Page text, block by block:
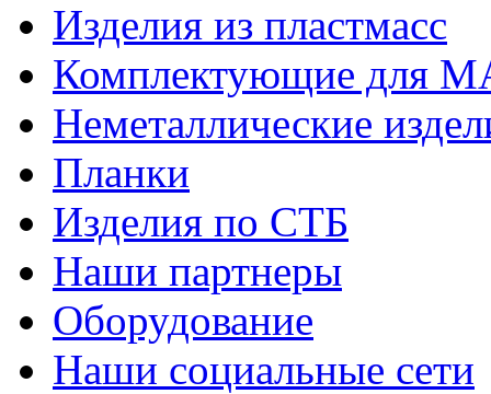
Изделия из пластмасс
Комплектующие для
Неметаллические
Планки
Изделия по СТБ
Наши партнеры
Оборудование
Наши социальные сети